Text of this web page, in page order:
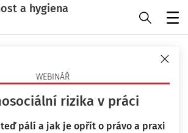
a hygiena
WEBINÁŘ
rizika v práci
teď pálí a jak je opřít o právo a praxi
+ PŘIDAT VLASTNÍ
starších 14 let